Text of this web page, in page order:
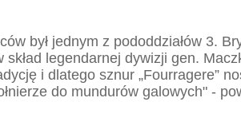
był jednym z pododdziałów 3.
skład legendarnej dywizji gen.
i dlatego sznur „Fourragere”
do mundurów galowych" -